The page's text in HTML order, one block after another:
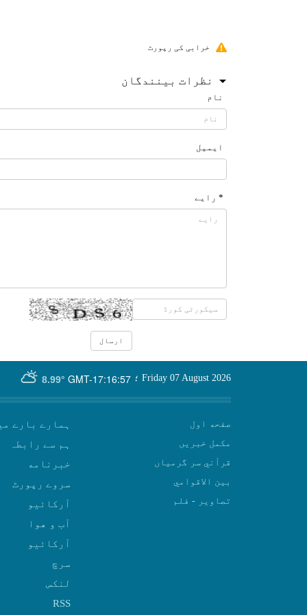
خرابی کی رپورٹ
نظرات بینندگان
نام
ایمیل
* رایے
GMT-17:16:57
8.99° Friday 07 August 2026 ؛
صفحه اول
مکمل خبریں
قرآني سر گرمياں
بين الاقوامي
تصاوير - فلم
ہمارے بارے
ہم سے رابطہ
سروے رپورٹ
آرکائیو
آب و هوا
سرچ
لنکس
RSS